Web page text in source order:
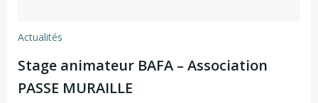
Actualités
Stage animateur BAFA – Association
PASSE MURAILLE